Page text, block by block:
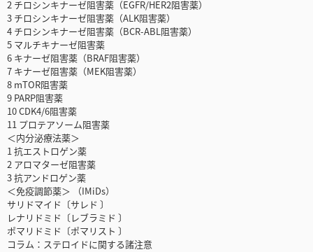
2 チロシンキナーゼ阻害薬（EGFR/HER2阻害薬）
3 チロシンキナーゼ阻害薬（ALK阻害薬）
4 チロシンキナーゼ阻害薬（BCR-ABL阻害薬）
5 マルチキナーゼ阻害薬
6 キナーゼ阻害薬（BRAF阻害薬）
7 キナーゼ阻害薬（MEK阻害薬）
8 mTOR阻害薬
9 PARP阻害薬
10 CDK4/6阻害薬
11 プロテアソーム阻害薬
＜内分泌療法薬＞
1 抗エストロゲン薬
2 アロマターゼ阻害薬
3 抗アンドロゲン薬
＜免疫調節薬＞ （IMiDs）
サリドマイド〔サレド 〕
レナリドミド〔レブラミド 〕
ポマリドミド〔ポマリスト 〕
コラム：ステロイドに関する諸注意